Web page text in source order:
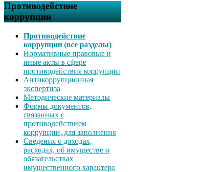
Противодействие
коррупции
Противодействие
коррупции (все разделы)
Нормативные правовые и
иные акты в сфере
противодействия коррупции
Антикоррупционная
экспертиза
Методические материалы
Формы документов,
связанных с
противодействием
коррупции, для заполнения
Сведения о доходах,
расходах, об имуществе и
обязательствах
имущественного характера